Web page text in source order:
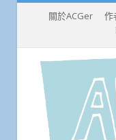
關於ACGer 作